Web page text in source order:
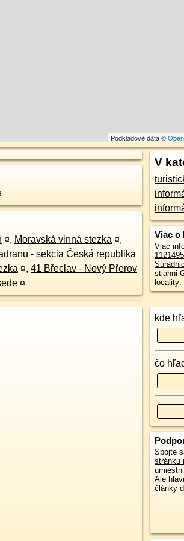
Podkladové dáta ©
¤, Moravská vinná stezka ¤,
- sekcia Česká republika
¤, 41 Břeclav - Nový Přerov
¤
V
Viac o
Viac
stiahni
locality:
kde
čo
Spojte
stránku
Ale
články